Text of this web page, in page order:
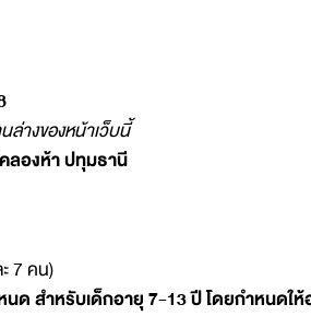
างของหน้าเว็บนี้
องห้า ปทุมธานี
7 คน)
ด สำหรับเด็กอายุ 7-13 ปี โดยกำหนดใ